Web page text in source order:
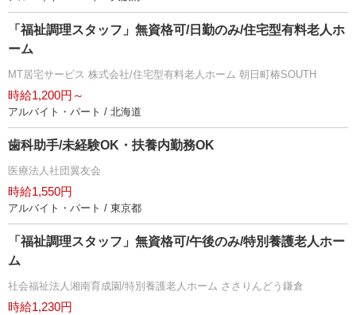
「福祉調理スタッフ」無資格可/日勤のみ/住宅型有料老人ホ
ーム
MT居宅サービス 株式会社/住宅型有料老人ホーム 朝日町椿SOUTH
時給1,200円～
アルバイト・パート / 北海道
歯科助手/未経験OK・扶養内勤務OK
医療法人社団翼友会
時給1,550円
アルバイト・パート / 東京都
「福祉調理スタッフ」無資格可/午後のみ/特別養護老人ホー
ム
社会福祉法人湘南育成園/特別養護老人ホーム ささりんどう鎌倉
時給1,230円